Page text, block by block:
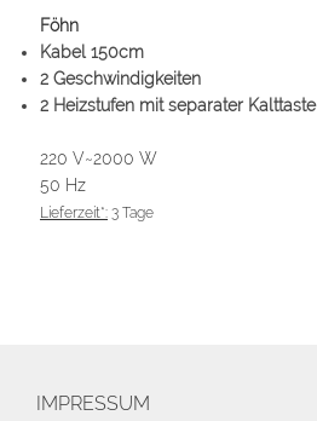
Föhn
Kabel 150cm
2 Geschwindigkeiten
2 Heizstufen mit separater Kalttaste
220 V~2000 W
50 Hz
Lieferzeit*: 3 Tage
IMPRESSUM